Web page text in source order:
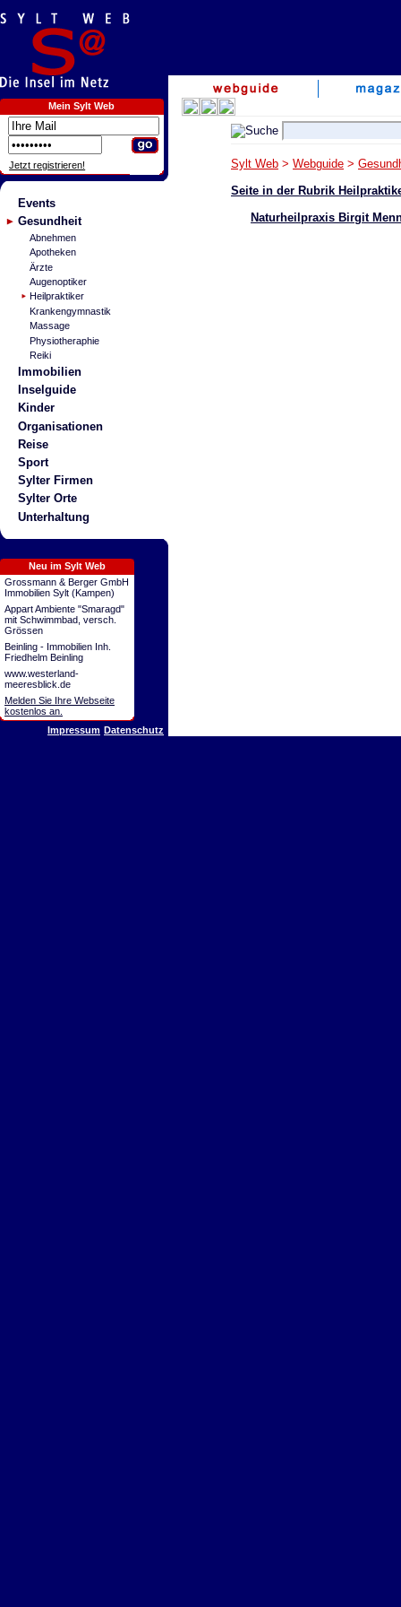
Mein Sylt Web
Jetzt registrieren!
Events
Gesundheit
Abnehmen
Apotheken
Ärzte
Augenoptiker
Heilpraktiker
Krankengymnastik
Massage
Physiotheraphie
Reiki
Immobilien
Inselguide
Kinder
Organisationen
Reise
Sport
Sylter Firmen
Sylter Orte
Unterhaltung
Neu im Sylt Web
Grossmann & Berger GmbH
Immobilien Sylt (Kampen)
Appart Ambiente "Smaragd"
mit Schwimmbad, versch.
Grössen
Beinling - Immobilien Inh.
Friedhelm Beinling
www.westerland-
meeresblick.de
Melden Sie Ihre Webseite
kostenlos an.
Impressum Datenschutz
Sylt Web > Webguide >
Seite in der Rubrik
Naturheilpraxis Birgit